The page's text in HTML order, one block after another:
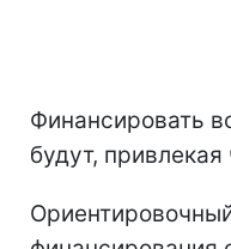
Финансировать
будут,